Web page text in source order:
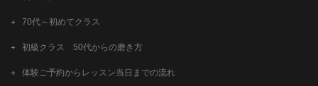
70代～初めてクラス
初級クラス 50代からの磨き方
体験ご予約からレッスン当日までの流れ